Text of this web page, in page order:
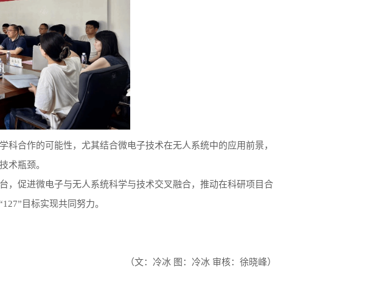
合作的可能性，尤其结合微电子技术在无人系统中的应用前景，
术瓶颈。
，促进微电子与无人系统科学与技术交叉融合，推动在科研项目合
目标实现共同努力。
（文：冷冰 图：冷冰 审核：徐晓峰）